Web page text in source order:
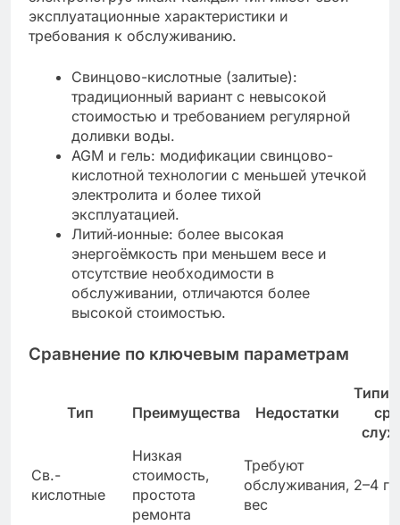
эксплуатационные характеристики и
требования к обслуживанию.
Свинцово-кислотные (залитые):
традиционный вариант с невысокой
стоимостью и требованием регулярной
доливки воды.
AGM и гель: модификации свинцово-
кислотной технологии с меньшей утечкой
электролита и более тихой
эксплуатацией.
Литий‑ионные: более высокая
энергоёмкость при меньшем весе и
отсутствие необходимости в
обслуживании, отличаются более
высокой стоимостью.
Сравнение по ключевым параметрам
Тип Преимущества Недостатки
Св.-
кислотные
Низкая
стоимость,
простота
ремонта
Требуют
обслуживания,
вес
2–4